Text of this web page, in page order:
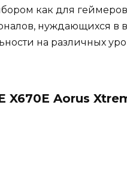
как для
нуждающихся в
на различных
X670E Aorus